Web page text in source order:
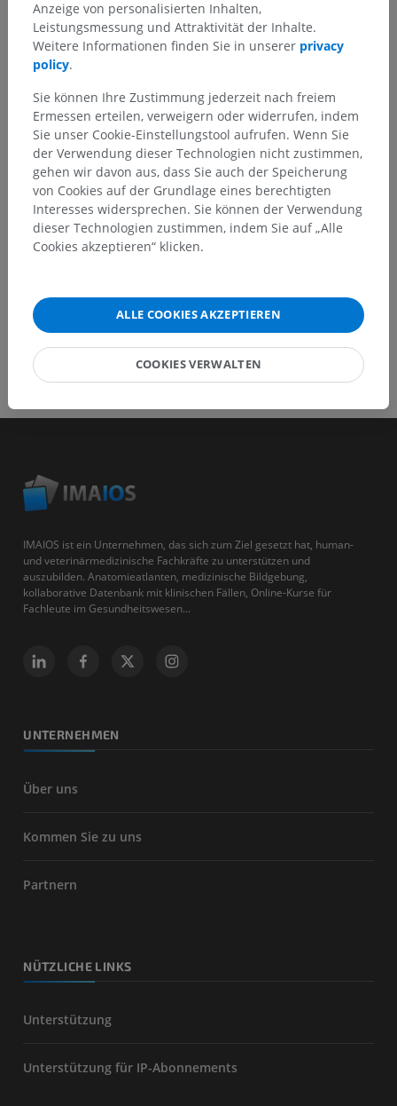
Sie haben einen Fehler gefunden?
Sie können gerne eine Berichtigung, Übersetzung oder
inhaltliche Verbesserung vorschlagen.
Ein Problem melden
HOLE SIE SICH DIE APP
IMAIOS ist ein Unternehmen, das sich zum Ziel gesetzt hat, human-
und veterinärmedizinische Fachkräfte zu unterstützen und
auszubilden. Anatomieatlanten, medizinische Bildgebung,
kollaborative Datenbank mit klinischen Fällen, Online-Kurse für
Fachleute im Gesundheitswesen...
UNTERNEHMEN
Über uns
Kommen Sie zu uns
Partnern
NÜTZLICHE LINKS
Unterstützung
Unterstützung für IP-Abonnements
Anzeige von personalisierten Inhalten,
Leistungsmessung und Attraktivität der Inhalte.
Weitere Informationen finden Sie in unserer privacy
policy.
Sie können Ihre Zustimmung jederzeit nach freiem
Ermessen erteilen, verweigern oder widerrufen, indem
Sie unser Cookie-Einstellungstool aufrufen. Wenn Sie
der Verwendung dieser Technologien nicht zustimmen,
gehen wir davon aus, dass Sie auch der Speicherung
von Cookies auf der Grundlage eines berechtigten
Interesses widersprechen. Sie können der Verwendung
dieser Technologien zustimmen, indem Sie auf „Alle
Cookies akzeptieren“ klicken.
ALLE COOKIES AKZEPTIEREN
COOKIES VERWALTEN